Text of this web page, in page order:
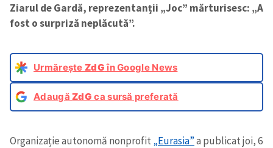
Ziarul de Gardă, reprezentanții „Joc” mărturisesc: „A
fost o surpriză neplăcută”.
Urmărește ZdGîn Google News
AdaugăZdG ca sursă preferată
Organizație autonomă nonprofit „Eurasia”a publicat joi, 6